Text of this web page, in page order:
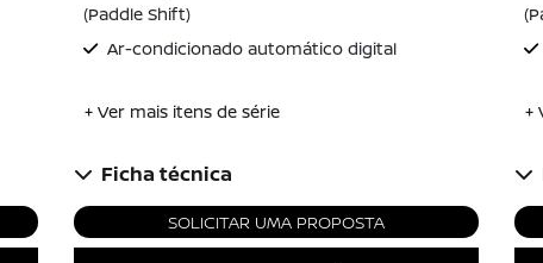
(Paddle Shift)
Ar-condicionado automático digital
+ Ver mais itens de série
Ficha técnica
SOLICITAR UMA PROPOSTA
+